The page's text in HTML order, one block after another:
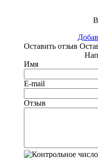
Оставить отзыв
Имя
E-mail
Отзыв